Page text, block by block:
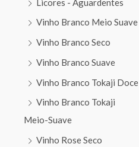
Vinho Branco Meio Suave
Vinho Branco Seco
Vinho Branco Suave
Vinho Branco Tokaji Doce
Vinho Branco Tokaji
Meio-Suave
Vinho Rose Seco